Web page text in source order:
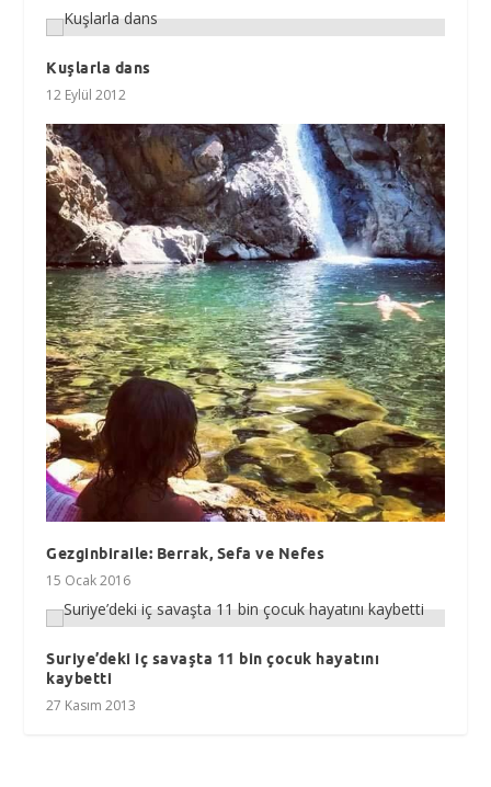
Kuşlarla dans
12 Eylül 2012
Gezginbiraile: Berrak, Sefa ve Nefes
15 Ocak 2016
Suriye’deki iç savaşta 11 bin çocuk hayatını
kaybetti
27 Kasım 2013